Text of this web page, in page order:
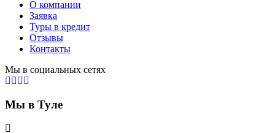
О компании
Заявка
Туры в кредит
Отзывы
Контакты
Мы в социальных сетях
Мы в Туле